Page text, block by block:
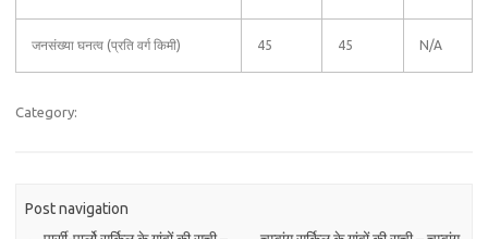
जनसंख्या घनत्व (प्रति वर्ग किमी) 45 45 N/A
Category:
Post navigation